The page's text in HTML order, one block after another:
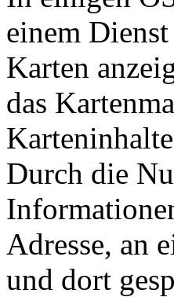
einem
Karten
das
Durch die
Adresse, an
und dort